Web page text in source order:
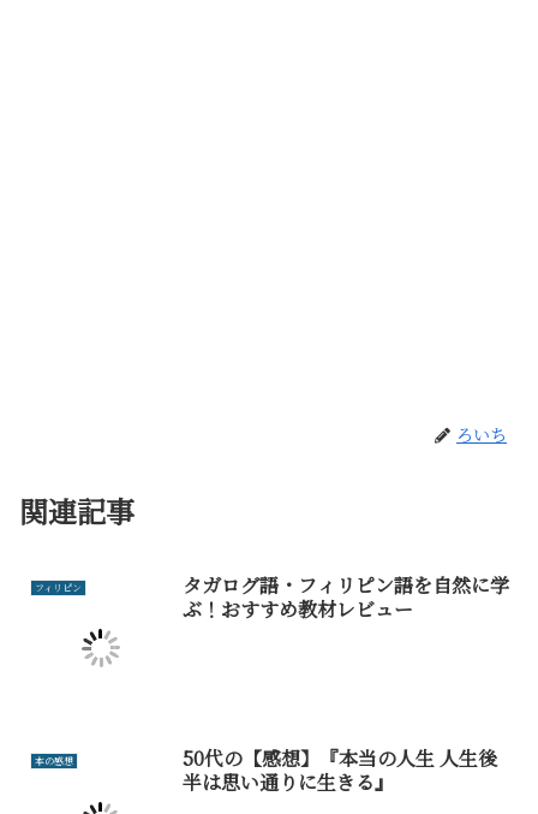
ろいち
関連記事
フィリピン
タガログ語・フィリピン語を自然に学
ぶ！おすすめ教材レビュー
本の感想
50代の【感想】『本当の人生 人生後
半は思い通りに生きる』